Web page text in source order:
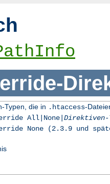
-
Typen, die in .htaccess-
All|None| Direktiven-
None (2.3.9 und